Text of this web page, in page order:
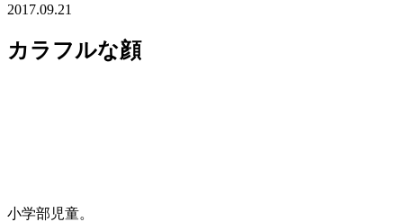
2017.09.21
カラフルな顔
小学部児童。